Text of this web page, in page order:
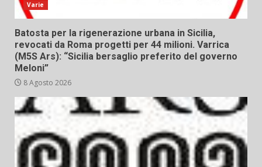
Varie
Batosta per la rigenerazione urbana in Sicilia,
revocati da Roma progetti per 44 milioni. Varrica
(M5S Ars): “Sicilia bersaglio preferito del governo
Meloni”
8 Agosto 2026